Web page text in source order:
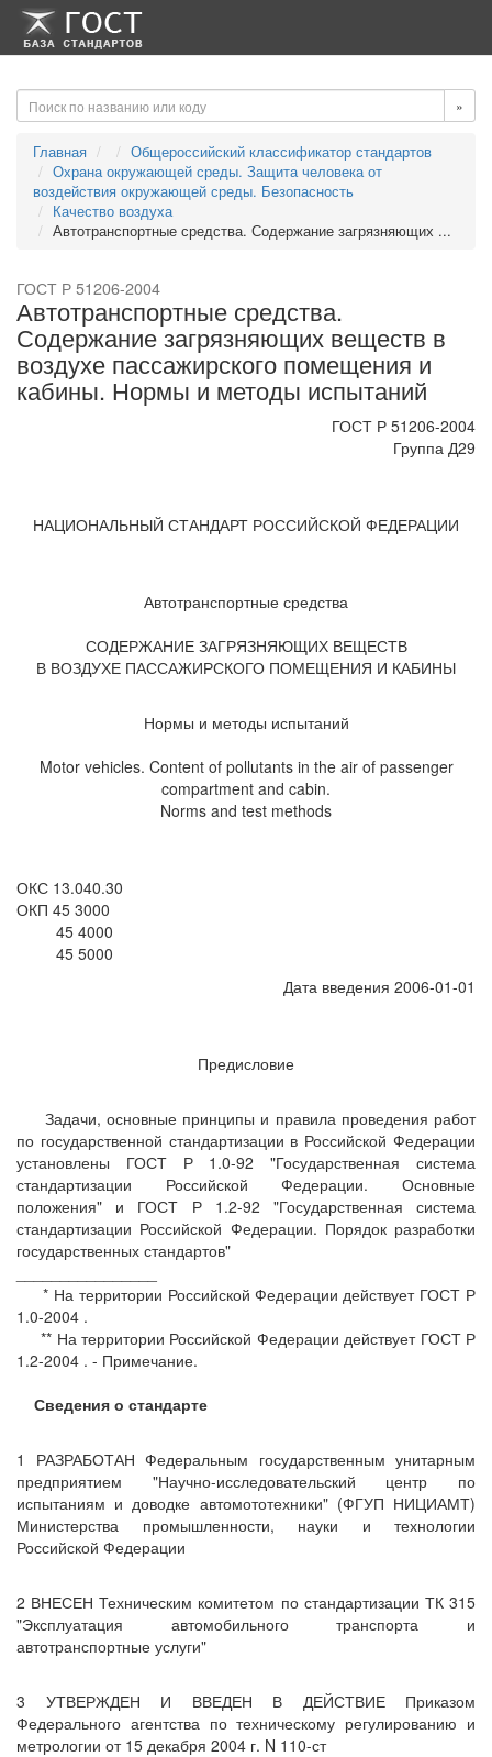
-->-->
»
Главная
Общероссийский классификатор стандартов
Охрана окружающей среды. Защита человека от
воздействия окружающей среды. Безопасность
Качество воздуха
Автотранспортные средства. Содержание загрязняющих ...
ГОСТ Р 51206-2004
Автотранспортные средства.
Содержание загрязняющих веществ в
воздухе пассажирского помещения и
кабины. Нормы и методы испытаний
ГОСТ Р 51206-2004
Группа Д29
НАЦИОНАЛЬНЫЙ СТАНДАРТ РОССИЙСКОЙ ФЕДЕРАЦИИ
Автотранспортные средства
СОДЕРЖАНИЕ ЗАГРЯЗНЯЮЩИХ ВЕЩЕСТВ
В ВОЗДУХЕ ПАССАЖИРСКОГО ПОМЕЩЕНИЯ И КАБИНЫ
Нормы и методы испытаний
Motor vehicles. Content of pollutants in the air of passenger
compartment and cabin.
Norms and test methods
ОКС 13.040.30
ОКП 45 3000
45 4000
45 5000
Дата введения 2006-01-01
Предисловие
Задачи, основные принципы и правила проведения работ
по государственной стандартизации в Российской Федерации
установлены ГОСТ Р 1.0-92 "Государственная система
стандартизации Российской Федерации. Основные
положения" и ГОСТ Р 1.2-92 "Государственная система
стандартизации Российской Федерации. Порядок разработки
государственных стандартов"
* На территории Российской Федерации действует ГОСТ Р
1.0-2004 .
** На территории Российской Федерации действует ГОСТ Р
1.2-2004 . - Примечание.
Сведения о стандарте
1 РАЗРАБОТАН Федеральным государственным унитарным
предприятием "Научно-исследовательский центр по
испытаниям и доводке автомототехники" (ФГУП НИЦИАМТ)
Министерства промышленности, науки и технологии
Российской Федерации
2 ВНЕСЕН Техническим комитетом по стандартизации ТК 315
"Эксплуатация автомобильного транспорта и
автотранспортные услуги"
3 УТВЕРЖДЕН И ВВЕДЕН В ДЕЙСТВИЕ Приказом
Федерального агентства по техническому регулированию и
метрологии от 15 декабря 2004 г. N 110-ст